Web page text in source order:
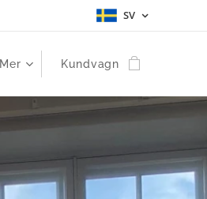
SV
Mer Kundvagn